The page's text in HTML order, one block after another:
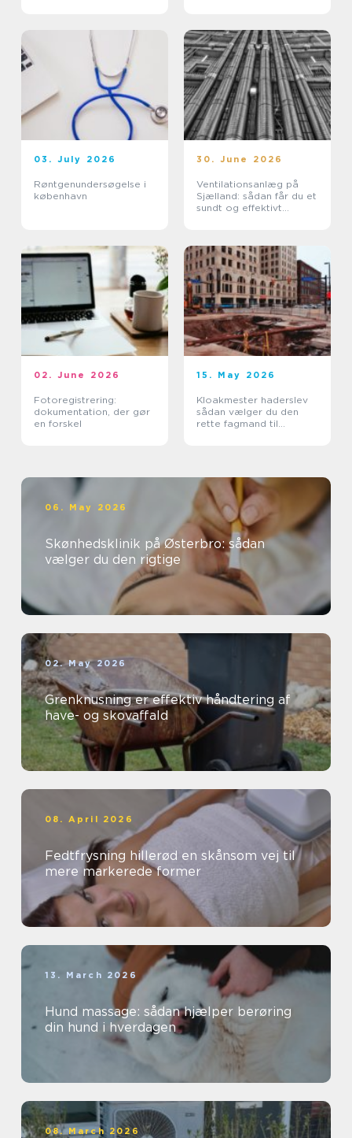
03. July 2026
Røntgenundersøgelse i
københavn
30. June 2026
Ventilationsanlæg på
Sjælland: sådan får du et
sundt og effektivt
02. June 2026
Fotoregistrering:
dokumentation, der gør
en forskel
15. May 2026
Kloakmester haderslev
sådan vælger du den
rette fagmand til
06. May 2026
Skønhedsklinik på Østerbro: sådan
vælger du den rigtige
02. May 2026
Grenknusning er effektiv håndtering af
have- og skovaffald
08. April 2026
Fedtfrysning hillerød en skånsom vej til
mere markerede former
13. March 2026
Hund massage: sådan hjælper berøring
din hund i hverdagen
08. March 2026